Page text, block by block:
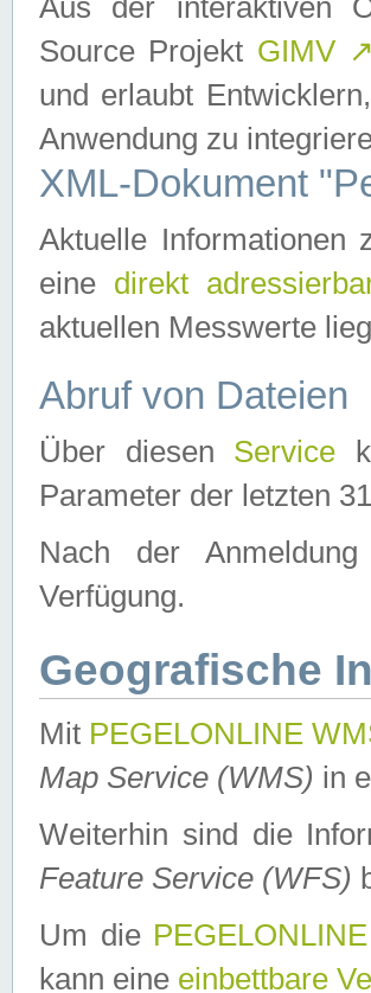
Aus der interaktiven
Source Projekt GIMV ↗
und erlaubt
Anwendung zu
XML-Dokument
Aktuelle Informationen
eine direkt
aktuellen Messwerte
Abruf von Dateien
Über diesen Service
Parameter der letzten
Nach der
Verfügung.
Geografische
Mit PEGELONLINE
Map Service (WMS) in
Weiterhin sind die
Feature Service (WFS)
Um die
kann eine einbettbare